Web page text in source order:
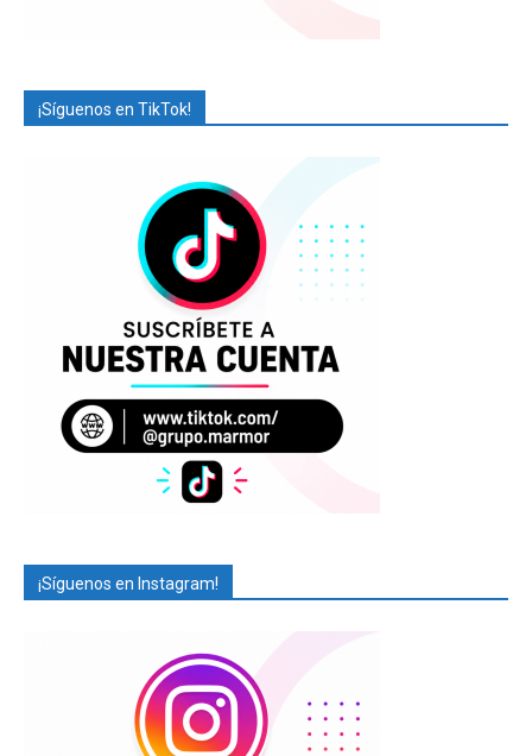
¡Síguenos en TikTok!
¡Síguenos en Instagram!